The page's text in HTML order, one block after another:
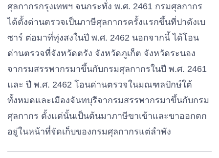
ศุลกากรกรุงเทพฯ จนกระทั่ง พ.ศ. 2461 กรมศุลกากร
ได้ตั้งด่านตรวจเป็นภาษีศุลกากรครั้งแรกขึ้นที่ปาดังเบ
ซาร์ ต่อมาที่ทุ่งสงในปี พ.ศ. 2462 นอกจากนี้ ได้โอน
ด่านตรวจที่จังหวัดตรัง จังหวัดภูเก็ต จังหวัดระนอง
จากรมสรรพากรมาขึ้นกับกรมศุลกากรในปี พ.ศ. 2461
และ ปี พ.ศ. 2462 โอนด่านตรวจในมณฑลปักษ์ใต้
ทั้งหมดและเมืองจันทบุรีจากรมสรรพากรมาขึ้นกับกรม
ศุลกากร ตั้งแต่นั้นเป็นต้นมาภาษีขาเข้าและขาออกตก
อยู่ในหน้าที่จัดเก็บของกรมศุลกากรแต่ลำพัง